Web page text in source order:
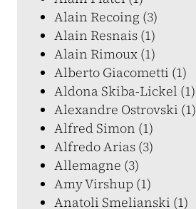
Alain Recoing (3)
Alain Resnais (1)
Alain Rimoux (1)
Alberto Giacometti (1)
Aldona Skiba-Lickel (1)
Alexandre Ostrovski (1)
Alfred Simon (1)
Alfredo Arias (3)
Allemagne (3)
Amy Virshup (1)
Anatoli Smelianski (1)